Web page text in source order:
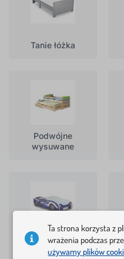
Tanie łóżka
Podwójne
wysuwane
Łóżka samochody
Ta strona korzysta z
wrażenia podczas
używamy plików